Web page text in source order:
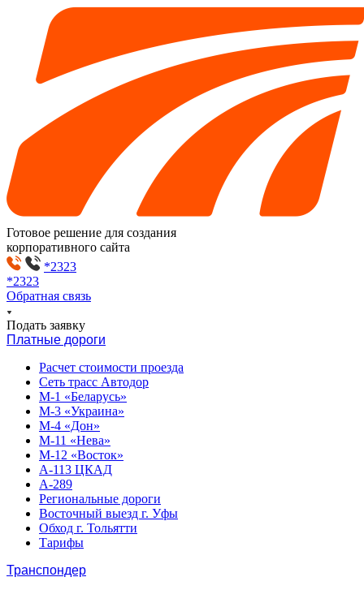
Готовое решение для создания
корпоративного сайта
*2323
*2323
Обратная связь
Подать заявку
Платные дороги
Расчет стоимости проезда
Сеть трасс Автодор
М-1 «Беларусь»
М-3 «Украина»
М-4 «Дон»
М-11 «Нева»
М-12 «Восток»
А-113 ЦКАД
А-289
Региональные дороги
Восточный выезд г. Уфы
Обход г. Тольятти
Тарифы
Транспондер